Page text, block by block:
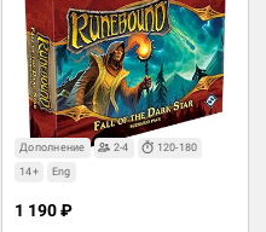
Дополнение 2-4
120-180
14+
Eng
1 190 ₽